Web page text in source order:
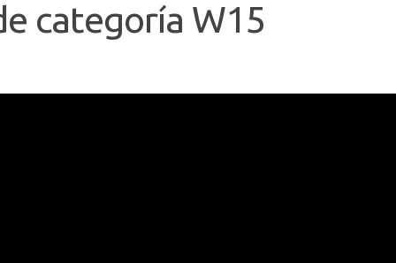
categoría W15